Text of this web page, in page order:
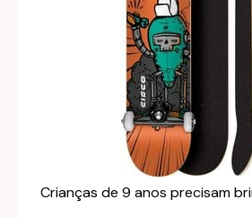
Crianças de 9 anos precisam